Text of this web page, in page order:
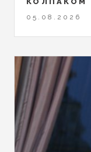
05.08.2026